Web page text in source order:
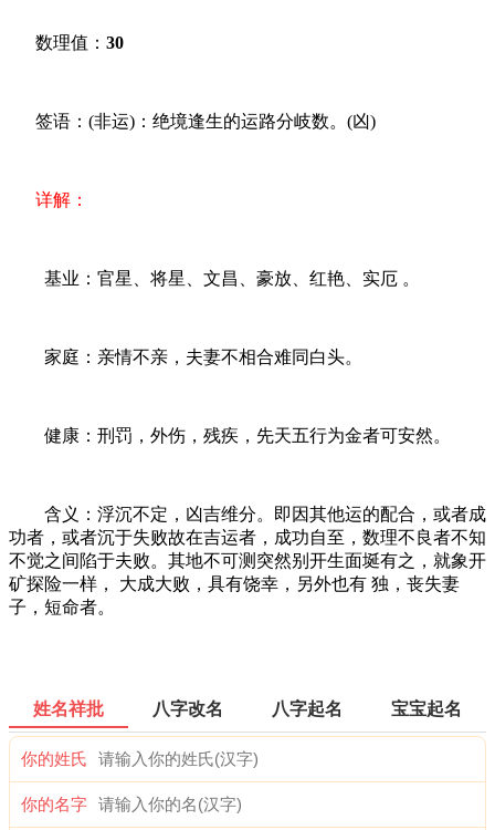
数理值： 30
签语：(非运)：绝境逢生的运路分岐数。(凶)
详解：
基业：官星、将星、文昌、豪放、红艳、实厄 。
家庭：亲情不亲，夫妻不相合难同白头。
健康：刑罚，外伤，残疾，先天五行为金者可安然。
含义：浮沉不定，凶吉维分。即因其他运的配合，或者成
功者，或者沉于失败故在吉运者，成功自至，数理不良者不知
不觉之间陷于夫败。其地不可测突然别开生面埏有之，就象开
矿探险一样， 大成大败，具有饶幸，另外也有 独，丧失妻
子，短命者。
姓名祥批 八字改名 八字起名 宝宝起名
你的姓氏
你的名字